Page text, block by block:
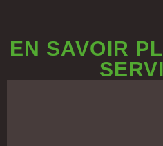
EN SAVOIR